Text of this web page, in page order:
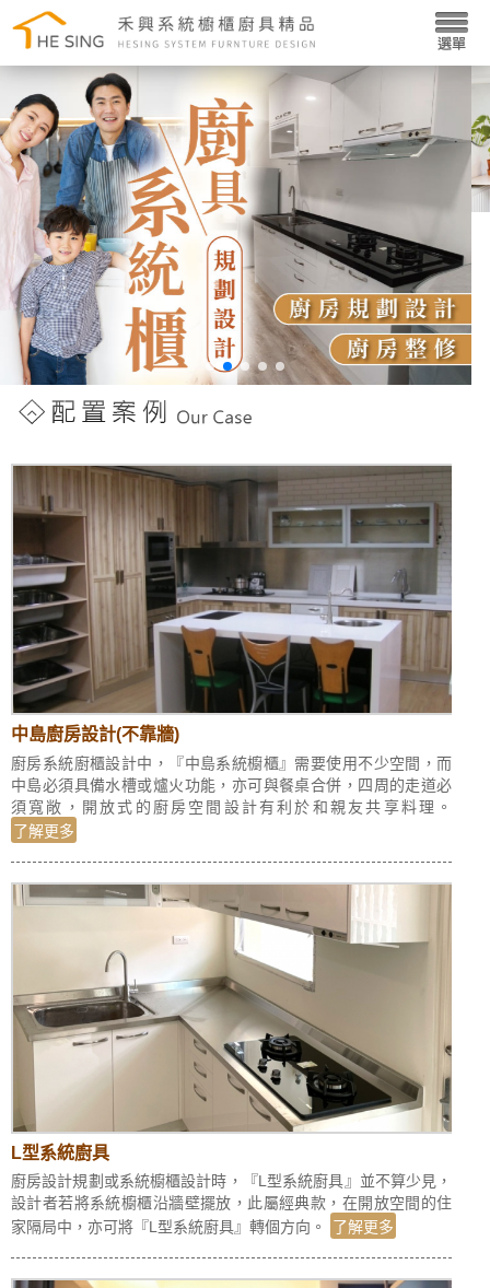
中島廚房設計(不靠牆)
廚房系統廚櫃設計中，『中島系統櫥櫃』需要使用不少空間，而
中島必須具備水槽或爐火功能，亦可與餐桌合併，四周的走道必
須寬敞，開放式的廚房空間設計有利於和親友共享料理。
了解更多
L型系統廚具
廚房設計規劃或系統櫥櫃設計時，『L型系統廚具』並不算少見，
設計者若將系統櫥櫃沿牆壁擺放，此屬經典款，在開放空間的住
家隔局中，亦可將『L型系統廚具』轉個方向。
了解更多